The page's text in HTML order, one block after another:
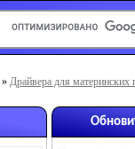
» Драйвера для материнских